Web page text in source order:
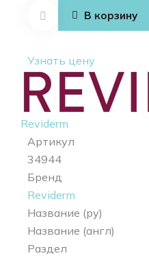
Body
shower
В корзину
Узнать цену
Reviderm
Артикул
34944
Бренд
Reviderm
Название (ру)
Название (англ)
Раздел